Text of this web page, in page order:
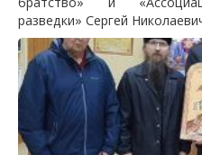
разведки» Сергей